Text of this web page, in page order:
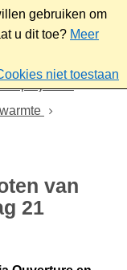
gebruiken om
u dit toe? Meer
niet toestaan
projecten
van
21